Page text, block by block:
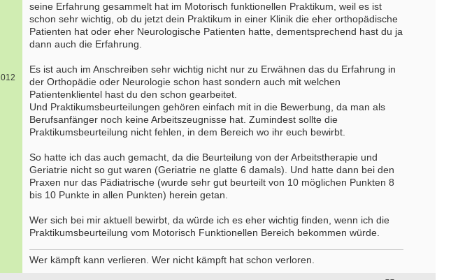
seine Erfahrung gesammelt hat im Motorisch funktionellen Praktikum, weil es ist
schon sehr wichtig, ob du jetzt dein Praktikum in einer Klinik die eher orthopädische
Patienten hat oder eher Neurologische Patienten hatte, dementsprechend hast du ja
dann auch die Erfahrung.
Es ist auch im Anschreiben sehr wichtig nicht nur zu Erwähnen das du Erfahrung in
der Orthopädie oder Neurologie schon hast sondern auch mit welchen
Patientenklientel hast du den schon gearbeitet.
Und Praktikumsbeurteilungen gehören einfach mit in die Bewerbung, da man als
Berufsanfänger noch keine Arbeitszeugnisse hat. Zumindest sollte die
Praktikumsbeurteilung nicht fehlen, in dem Bereich wo ihr euch bewirbt.
So hatte ich das auch gemacht, da die Beurteilung von der Arbeitstherapie und
Geriatrie nicht so gut waren (Geriatrie ne glatte 6 damals). Und hatte dann bei den
Praxen nur das Pädiatrische (wurde sehr gut beurteilt von 10 möglichen Punkten 8
bis 10 Punkte in allen Punkten) herein getan.
Wer sich bei mir aktuell bewirbt, da würde ich es eher wichtig finden, wenn ich die
Praktikumsbeurteilung vom Motorisch Funktionellen Bereich bekommen würde.
Wer kämpft kann verlieren. Wer nicht kämpft hat schon verloren.
Praktikumsplatz für Ergotherapeut:in (m/w/d) mit Schwerpunkt
Kindertherapie
Ergotherapeut (m/w/d) in der ambulanten
Versorgung ES 21/2026
50931 - Köln
Ergotherapeut (m/w/d) Station
Altersmedizin und Neurologie Weyertal
ES 22/2026
50931 - Köln
Ergotherapeut*in (m/w/d) zur Erweiterung
unseres Teams gesucht
74731 - Walldürn
Ergotherapeut (m/w/d) für psychisch-
funktionelle Behandlung in Teilzeit oder
Vollzeit
20144 - Hamburg
ErgoPraxis
01.03.2027 zu verkaufen
10000-19999 - Berlin
Starte als selbständige Ergotherapeut*in
in etablierter Praxengemeinschaft
40000-49999 - Duisburg-Stadtmitte
70000-79999 - Raum Karlsruhe
Praxisleitung mit Perspektive auf spätere
Übernahme gesucht
weitere Praxisanzeigen